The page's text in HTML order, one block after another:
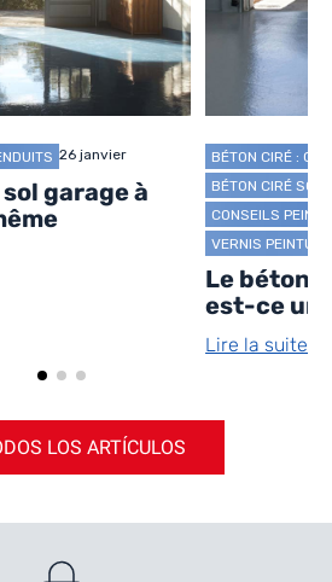
26 janvier
garage à
BÉTON CIRÉ :
BÉTON CIRÉ SOL
CONSEILS
VERNIS PEINTURE
Le béton
est-ce
Lire la suite
LOS ARTÍCULOS